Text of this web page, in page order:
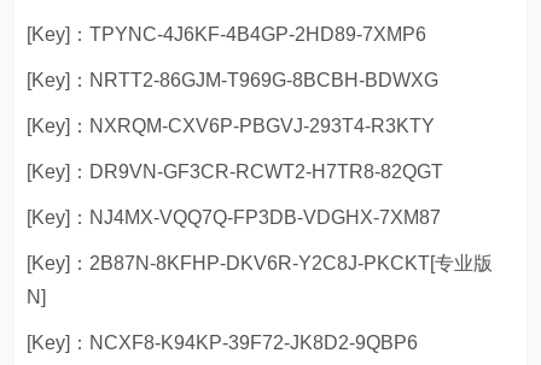
[Key]：TPYNC-4J6KF-4B4GP-2HD89-7XMP6
[Key]：NRTT2-86GJM-T969G-8BCBH-BDWXG
[Key]：NXRQM-CXV6P-PBGVJ-293T4-R3KTY
[Key]：DR9VN-GF3CR-RCWT2-H7TR8-82QGT
[Key]：NJ4MX-VQQ7Q-FP3DB-VDGHX-7XM87
[Key]：2B87N-8KFHP-DKV6R-Y2C8J-PKCKT[专业版
N]
[Key]：NCXF8-K94KP-39F72-JK8D2-9QBP6